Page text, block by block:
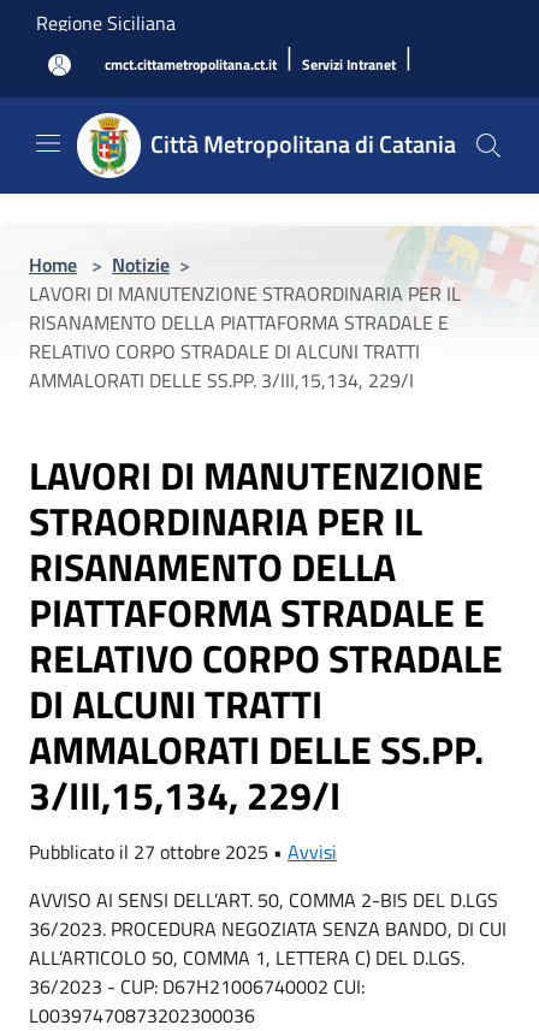
Salta al contenuto principale
Regione Siciliana
cmct.cittametropolitana.ct.it | Servizi Intranet |
Città Metropolitana di Catania
Home > Notizie >
LAVORI DI MANUTENZIONE STRAORDINARIA PER IL
RISANAMENTO DELLA PIATTAFORMA STRADALE E
RELATIVO CORPO STRADALE DI ALCUNI TRATTI
AMMALORATI DELLE SS.PP. 3/III,15,134, 229/I
LAVORI DI MANUTENZIONE
STRAORDINARIA PER IL
RISANAMENTO DELLA
PIATTAFORMA STRADALE E
RELATIVO CORPO STRADALE
DI ALCUNI TRATTI
AMMALORATI DELLE SS.PP.
3/III,15,134, 229/I
Pubblicato il 27 ottobre 2025 • Avvisi
AVVISO AI SENSI DELL’ART. 50, COMMA 2-BIS DEL D.LGS
36/2023. PROCEDURA NEGOZIATA SENZA BANDO, DI CUI
ALL’ARTICOLO 50, COMMA 1, LETTERA C) DEL D.LGS.
36/2023 - CUP: D67H21006740002 CUI:
L00397470873202300036